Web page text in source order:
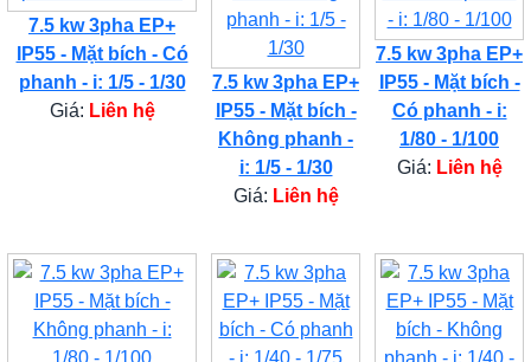
7.5 kw 3pha EP+
IP55 - Mặt bích - Có
phanh - i: 1/5 - 1/30
Giá: Liên hệ
7.5 kw 3pha EP+
IP55 - Mặt bích -
Không phanh -
i: 1/5 - 1/30
Giá: Liên hệ
7.5 kw 3pha EP+
IP55 - Mặt bích -
Có phanh - i:
1/80 - 1/100
Giá: Liên hệ